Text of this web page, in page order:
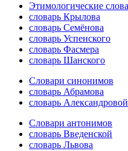
Этимологические
словарь Крылова
словарь Семёнова
словарь Успенского
словарь Фасмера
словарь Шанского
Словари синонимов
словарь Абрамова
словарь Александровой
Словари антонимов
словарь Введенской
словарь Львова